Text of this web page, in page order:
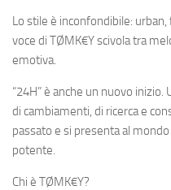
Lo stile è inconfondibile:
voce di TØMK€Y scivola tra
emotiva.
“24H” è anche un nuovo
di cambiamenti, di ricerca e
passato e si presenta al
potente.
Chi è TØMK€Y?